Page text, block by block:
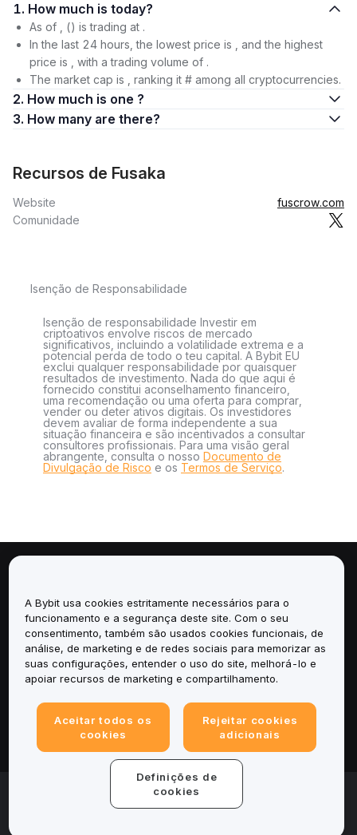
1. How much is today?
As of , () is trading at .
In the last 24 hours, the lowest price is , and the highest
price is , with a trading volume of .
The market cap is , ranking it # among all cryptocurrencies.
2. How much is one ?
3. How many are there?
Recursos de Fusaka
Website
fuscrow.com
Comunidade
Isenção de Responsabilidade
Isenção de responsabilidade Investir em
criptoativos envolve riscos de mercado
significativos, incluindo a volatilidade extrema e a
potencial perda de todo o teu capital. A Bybit EU
exclui qualquer responsabilidade por quaisquer
resultados de investimento. Nada do que aqui é
fornecido constitui aconselhamento financeiro,
uma recomendação ou uma oferta para comprar,
vender ou deter ativos digitais. Os investidores
devem avaliar de forma independente a sua
situação financeira e são incentivados a consultar
consultores profissionais. Para uma visão geral
abrangente, consulta o nosso Documento de
Divulgação de Risco e os Termos de Serviço.
Serviços
Suporte
© 2025-2026 Bybit.eu. Todos os direitos reservados.
A Bybit usa cookies estritamente necessários para o
funcionamento e a segurança deste site. Com o seu
consentimento, também são usados cookies funcionais, de
análise, de marketing e de redes sociais para memorizar as
suas configurações, entender o uso do site, melhorá-lo e
apoiar recursos de marketing e compartilhamento.
Aceitar todos os
cookies
Rejeitar cookies
adicionais
Definições de
cookies